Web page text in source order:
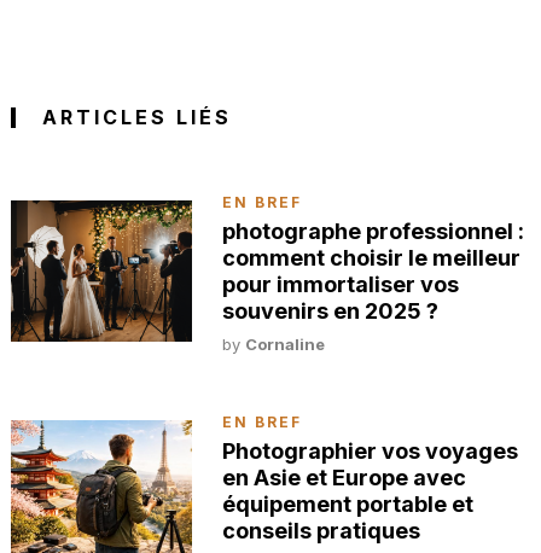
ARTICLES LIÉS
EN BREF
photographe professionnel :
comment choisir le meilleur
pour immortaliser vos
souvenirs en 2025 ?
by Cornaline
EN BREF
Photographier vos voyages
en Asie et Europe avec
équipement portable et
conseils pratiques